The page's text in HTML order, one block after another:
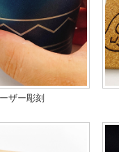
ザー彫刻